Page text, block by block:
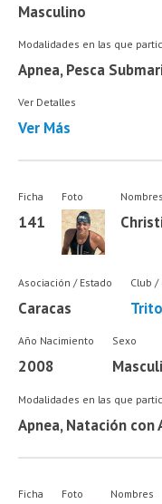
Masculino
Modalidades en las que
Apnea, Pesca
Ver Detalles
Ver Más
Ficha
141
Foto Nombres
Asociación / Estado
Caracas
Club /
Año Nacimiento
2008
Sexo
Modalidades en las que
Apnea, Natación con
Ficha Foto Nombres